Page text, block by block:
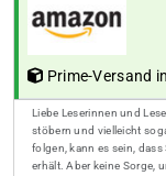
Prime-Versand
Liebe Leserinnen und
stöbern und vielleicht
folgen, kann es sein,
erhält. Aber keine Sorge,